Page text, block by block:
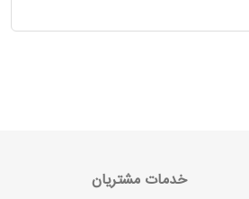
خدمات مشتریان